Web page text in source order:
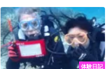
体験日記